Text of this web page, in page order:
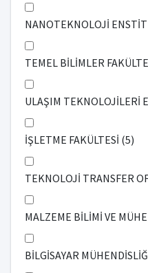
NANOTEKNOLOJİ
TEMEL BİLİMLER
ULAŞIM TEKNOLOJİLERİ
İŞLETME FAKÜLTESİ (5)
TEKNOLOJİ TRANSFER
MALZEME BİLİMİ VE
BİLGİSAYAR